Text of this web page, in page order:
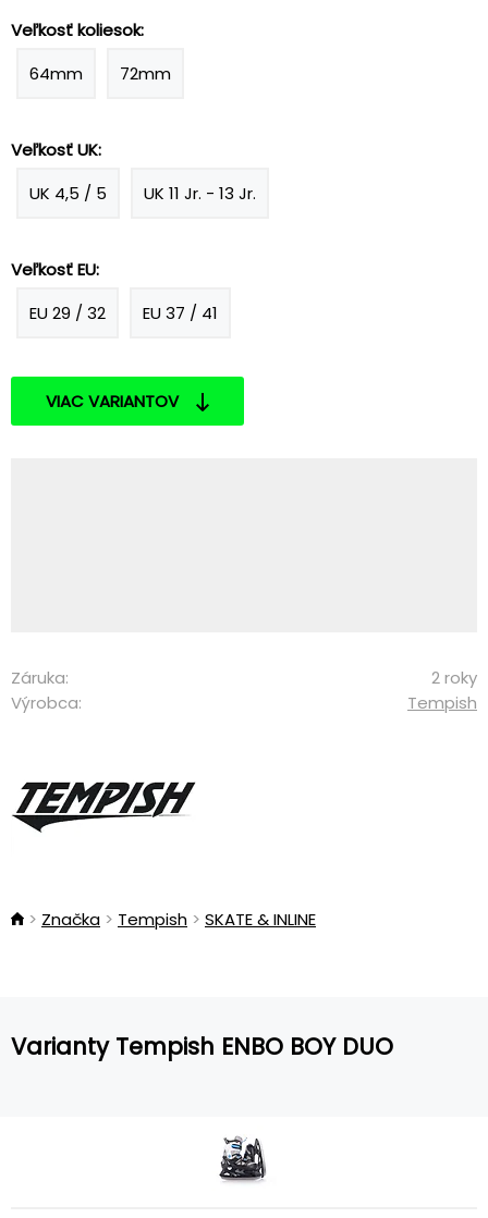
Veľkosť koliesok:
64mm
72mm
Veľkosť UK:
UK 4,5 / 5
UK 11 Jr. - 13 Jr.
Veľkosť EU:
EU 29 / 32
EU 37 / 41
VIAC VARIANTOV
Záruka:
2 roky
Výrobca:
Tempish
Značka Tempish SKATE & INLINE
Varianty Tempish ENBO BOY DUO